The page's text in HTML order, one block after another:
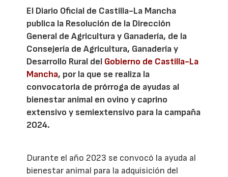
El Diario Oficial de Castilla-La Mancha
publica la Resolución de la Dirección
General de Agricultura y Ganadería, de la
Consejería de Agricultura, Ganadería y
Desarrollo Rural del Gobierno de Castilla-La
Mancha, por la que se realiza la
convocatoria de prórroga de ayudas al
bienestar animal en ovino y caprino
extensivo y semiextensivo para la campaña
2024.
Durante el año 2023 se convocó la ayuda al
bienestar animal para la adquisición del